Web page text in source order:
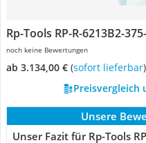
Rp-Tools ‎RP-R-6213B2-
noch keine Bewertungen
ab 3.134,00 € ( Sofort lieferbar)
Preisvergleich
Unsere
Unser Fazit für Rp-Tools